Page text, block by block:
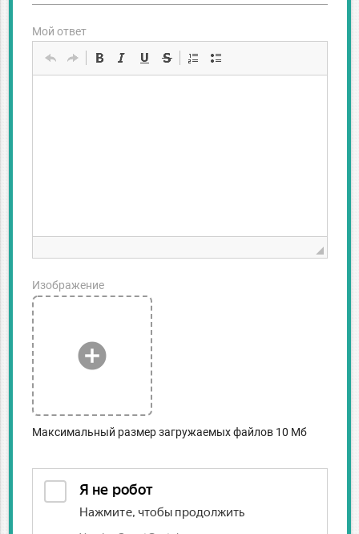
Мой ответ
add_circle
Изображение
Максимальный размер загружаемых файлов 10 Мб